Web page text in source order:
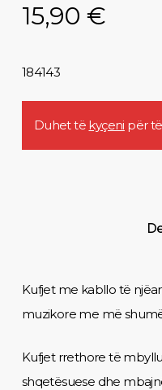
15,90€
184143
Duhet të kyçeni për
Kufjet me kabllo të
muzikore me më
Kufjet rrethore të
shqetësuese dhe